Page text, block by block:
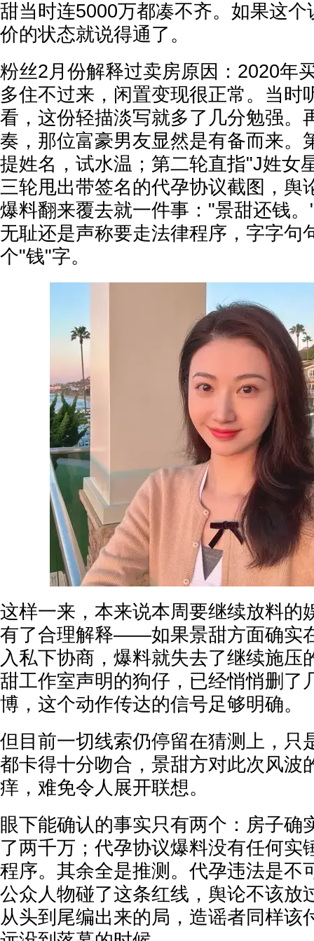
甜当时连5000万都凑不齐。如果这
价的状态就说得通了。
粉丝2月份解释过卖房原因：2020年
多住不过来，闲置变现很正常。当时
看，这份轻描淡写就多了几分勉强。
奏，那位富豪男友显然是有备而来。
提姓名，试水温；第二轮直指"J姓女
三轮甩出带签名的代孕协议截图，舆
爆料翻来覆去就一件事："景甜还钱
无耻还是声称要走法律程序，字字句
个"钱"字。
这样一来，本来说本周要继续放料的
有了合理解释——如果景甜方面确实
入私下协商，爆料就失去了继续施压
甜工作室声明的狗仔，已经悄悄删了
博，这个动作传达的信号足够明确。
但目前一切线索仍停留在猜测上，只
都卡得十分吻合，景甜方对此次风波
痒，难免令人展开联想。
眼下能确认的事实只有两个：房子确
了两千万；代孕协议爆料没有任何实
程序。其余全是推测。代孕违法是不
公众人物碰了这条红线，舆论不该放
从头到尾编出来的局，造谣者同样该